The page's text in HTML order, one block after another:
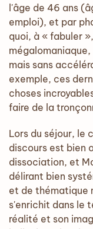
l'âge de 46 ans
emploi), et par
quoi, à « fabuler
mais sans
exemple, ces
choses
faire de la
Lors du séjour, le
discours est bien
dissociation, et
délirant bien
et de thématique
s'enrichit dans le
réalité et son